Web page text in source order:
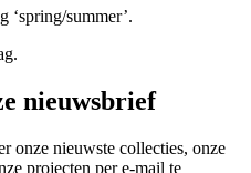
‘spring/summer’.
nieuwsbrief
onze nieuwste collecties, onze
projecten per e-mail te